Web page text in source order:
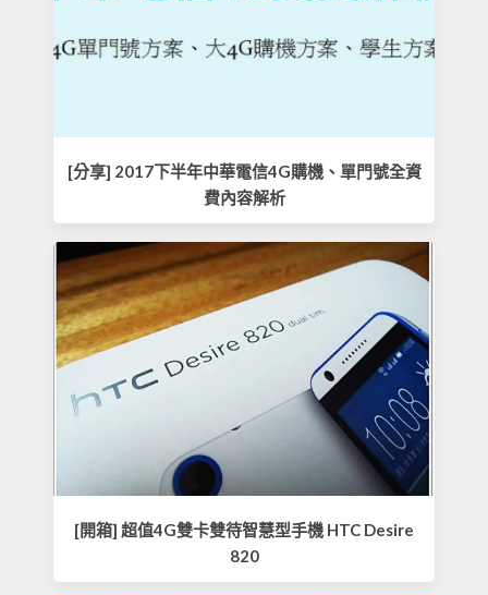
[分享] 2017下半年中華電信4G購機、單門號全資
費內容解析
[開箱] 超值4G雙卡雙待智慧型手機 HTC Desire
820